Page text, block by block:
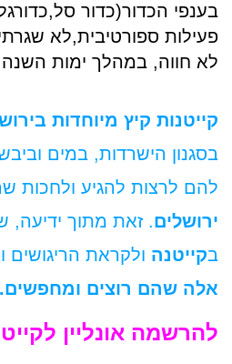
בענפי הכדור(כדור
פעילות ספורטיבית,לא
לא חווה, במהלך ימות
קייטנות קיץ מיוחדות
בסגנון הישרדות, במים
להם לרצות להגיע ולחכות
ירושלים. זאת מתוך
בקייטנה ולקראת הריגושים
אלה שהם רוצים ומחפשים.
להרשמה אונליין